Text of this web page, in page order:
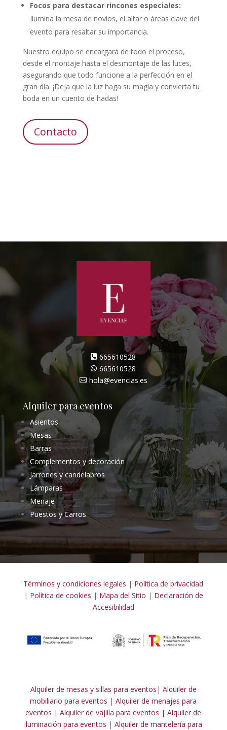
Focos para destacar rincones especiales:
Ilumina la mesa de novios, el altar o áreas clave del
evento para resaltar su importancia.
Nuestro equipo se encargará de todo el proceso,
desde el montaje hasta el desmontaje de las luces,
asegurando que todo funcione a la perfección en el
gran día. ¡Deja que la luz haga su magia y convierta tu
boda en un cuento de hadas!
Contacto
 665610528
 665610528
 hola@evencias.es
Alquiler para eventos
Asientos
Mesas
Barras
Complementos y decoración
Jarrones y candelabros
Lámparas
Menaje
Puestos y Carros
Términos y condiciones legales | Política de privacidad
| Política de cookies | Mapa del Sitio | Declaración de
Accesibilidad
Alquiler de mesas y sillas para eventos | Alquiler de
mobiliario para eventos | Alquiler de menajes para
eventos |Alquiler de vajilla para eventos | Alquiler de
iluminación para eventos |Alquiler de mantelería para